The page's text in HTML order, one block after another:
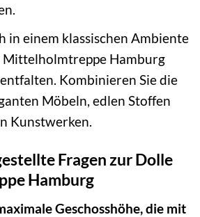
in einem klassischen Ambiente
Mittelholmtreppe Hamburg
Kombinieren Sie die
Möbeln, edlen Stoffen
Kunstwerken.
Fragen zur Dolle
Hamburg
Geschosshöhe, die mit